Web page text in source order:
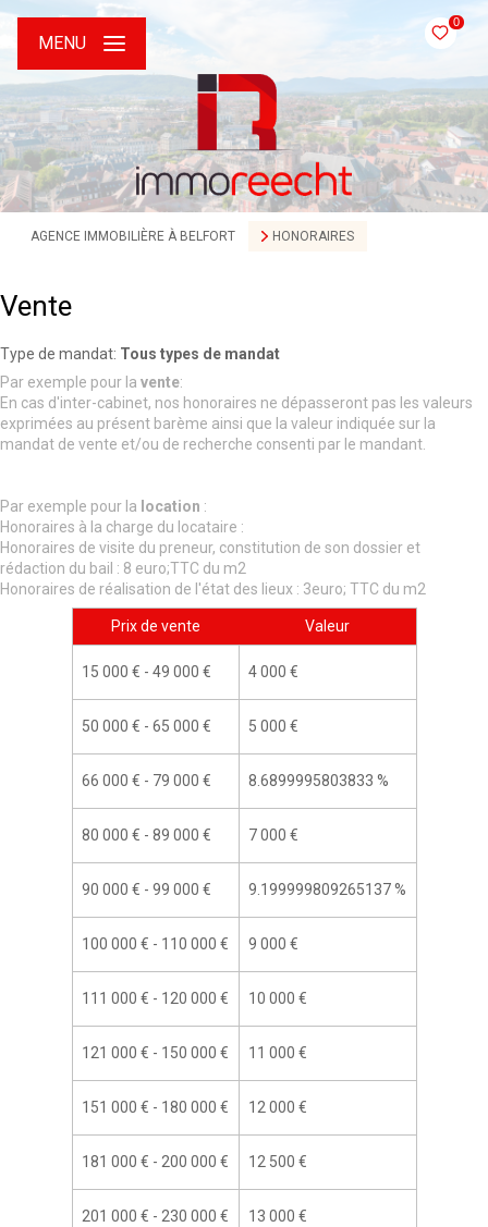
0
MENU
AGENCE IMMOBILIÈRE À BELFORT HONORAIRES
Vente
Type de mandat: Tous types de mandat
Par exemple pour la vente:
En cas d'inter-cabinet, nos honoraires ne dépasseront pas les valeurs
exprimées au présent barème ainsi que la valeur indiquée sur la
mandat de vente et/ou de recherche consenti par le mandant.
Par exemple pour la location :
Honoraires à la charge du locataire :
Honoraires de visite du preneur, constitution de son dossier et
rédaction du bail : 8 euro;TTC du m2
Honoraires de réalisation de l'état des lieux : 3euro; TTC du m2
Prix de vente Valeur
15 000 € - 49 000 € 4 000 €
50 000 € - 65 000 € 5 000 €
66 000 € - 79 000 € 8.6899995803833 %
80 000 € - 89 000 € 7 000 €
90 000 € - 99 000 € 9.199999809265137 %
100 000 € - 110 000 € 9 000 €
111 000 € - 120 000 € 10 000 €
121 000 € - 150 000 € 11 000 €
151 000 € - 180 000 € 12 000 €
181 000 € - 200 000 € 12 500 €
201 000 € - 230 000 € 13 000 €